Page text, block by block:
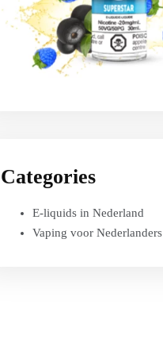
Categories
E-liquids in Nederland
Vaping voor Nederlanders